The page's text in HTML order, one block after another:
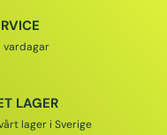
vardagar
LAGER
lager i Sverige